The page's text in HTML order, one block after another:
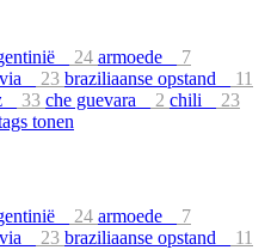
24 armoede
7
23 braziliaanse opstand
11
33 che guevara 2 chili
23
tonen
24 armoede
7
23 braziliaanse opstand
11